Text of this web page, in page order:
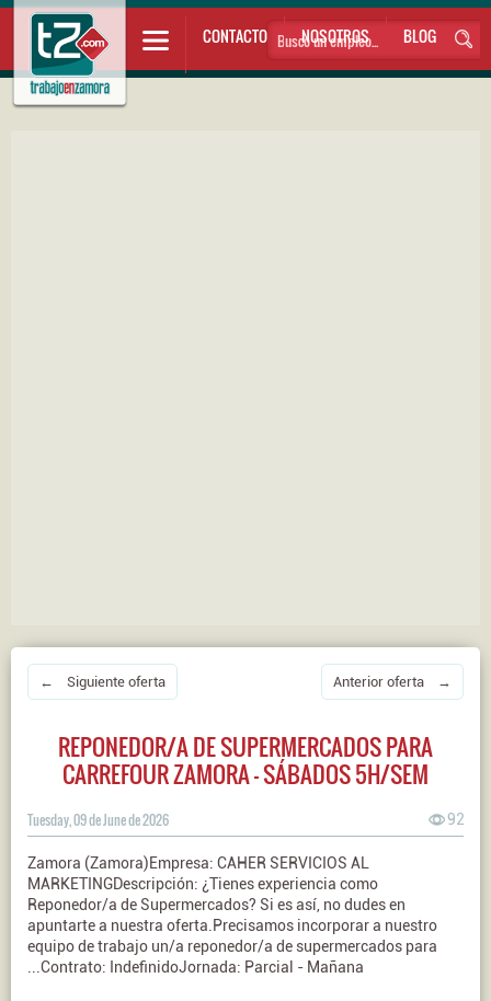
CONTACTO NOSOTROS BLOG
← Siguiente oferta Anterior oferta →
REPONEDOR/A DE SUPERMERCADOS PARA
CARREFOUR ZAMORA - SÁBADOS 5H/SEM
Tuesday, 09 de June de 2026 92
Zamora (Zamora)Empresa: CAHER SERVICIOS AL
MARKETINGDescripción: ¿Tienes experiencia como
Reponedor/a de Supermercados? Si es así, no dudes en
apuntarte a nuestra oferta.Precisamos incorporar a nuestro
equipo de trabajo un/a reponedor/a de supermercados para
...Contrato: IndefinidoJornada: Parcial - Mañana